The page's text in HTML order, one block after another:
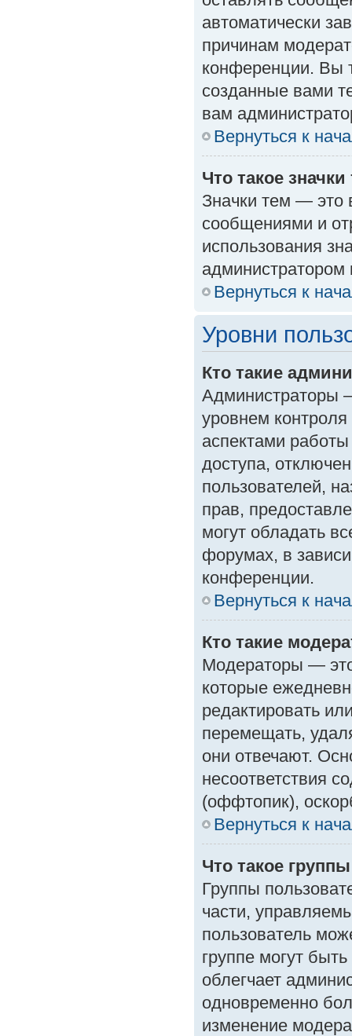
автоматически
причинам
конференции. Вы
созданные вами
вам
Вернуться к
Что такое значки
Значки тем — это
сообщениями и
использования
Вернуться к
Уровни
Кто такие
Администраторы
уровнем
аспектами
доступа,
пользователей,
прав,
могут обладать
форумах, в
конференции.
Вернуться к
Кто такие
Модераторы —
которые
редактировать
перемещать,
они отвечают.
несоответствия
(оффтопик),
Вернуться к
Что такое
Группы
части,
пользователь
группе могут
облегчает
одновременно
изменение